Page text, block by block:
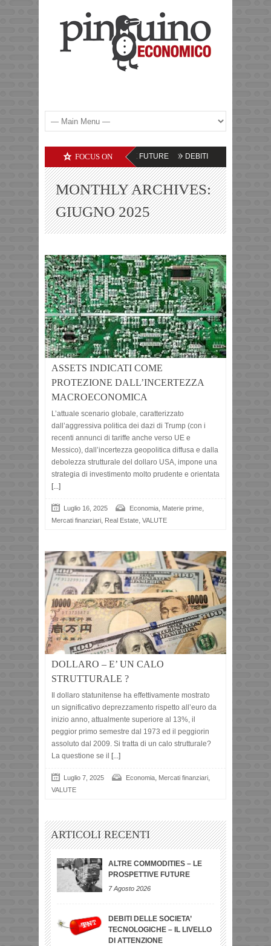
FOCUS ON
– LE PROSPETTIVE FUTURE DEBITI DELLE SOCIETA’
MONTHLY ARCHIVES:
GIUGNO 2025
ASSETS INDICATI COME
PROTEZIONE DALL’INCERTEZZA
MACROECONOMICA
L’attuale scenario globale, caratterizzato
dall’aggressiva politica dei dazi di Trump (con i
recenti annunci di tariffe anche verso UE e
Messico), dall’incertezza geopolitica diffusa e dalla
debolezza strutturale del dollaro USA, impone una
strategia di investimento molto prudente e orientata
[...]
Luglio 16, 2025 Economia, Materie prime,
Mercati finanziari, Real Estate, VALUTE
DOLLARO – E’ UN CALO
STRUTTURALE ?
Il dollaro statunitense ha effettivamente mostrato
un significativo deprezzamento rispetto all’euro da
inizio anno, attualmente superiore al 13%, il
peggior primo semestre dal 1973 ed il peggiorin
assoluto dal 2009. Si tratta di un calo strutturale?
La questione se il
[...]
Luglio 7, 2025 Economia, Mercati finanziari,
VALUTE
ARTICOLI RECENTI
ALTRE COMMODITIES – LE
PROSPETTIVE FUTURE
7 Agosto 2026
DEBITI DELLE SOCIETA’
TECNOLOGICHE – IL LIVELLO
DI ATTENZIONE